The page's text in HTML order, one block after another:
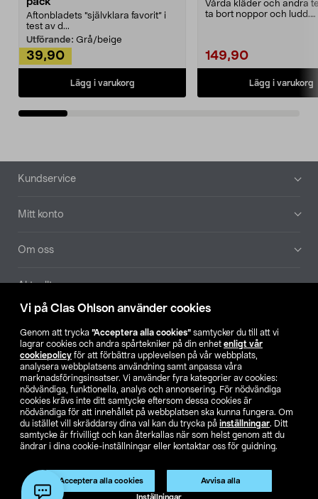
Vi på Clas Ohlson använder cookies
Genom att trycka ”Acceptera alla cookies” samtycker du till att vi
lagrar cookies och andra spårtekniker på din enhet enligt vår
cookiepolicy för att förbättra upplevelsen på vår webbplats,
analysera webbplatsens användning samt anpassa våra
marknadsföringsinsatser. Vi använder fyra kategorier av cookies:
nödvändiga, funktionella, analys och annonsering. För nödvändiga
cookies krävs inte ditt samtycke eftersom dessa cookies är
nödvändiga för att innehållet på webbplatsen ska kunna fungera. Om
du istället vill skräddarsy dina val kan du trycka på inställningar. Ditt
samtycke är frivilligt och kan återkallas när som helst genom att du
ändrar i dina cookie-inställningar eller kontaktar oss för guidning.
Acceptera alla cookies Avvisa alla
Inställningar
Aftonbladets "självklara favorit” i
test av d...
Utförande: Grå/beige
39,90
Lägg i varukorg
Vårda kläder och andra
ta bort noppor och ludd.
149,90
Lägg i varukorg
Sidfot
Kundservice
Mitt konto
Om oss
Aktuellt
Hitta butik
SE NO FI
Köpvillkor Privacy statement Klubbvillkor
För företag